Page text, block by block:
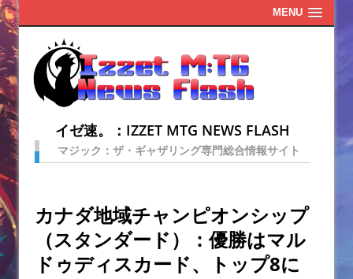
MENU
イゼ速。：IZZET MTG NEWS FLASH
マジック：ザ・ギャザリング専門総合情報サイト
カナダ地域チャンピオンシップ
（スタンダード）：優勝はマル
ドゥディスカード、トップ8に